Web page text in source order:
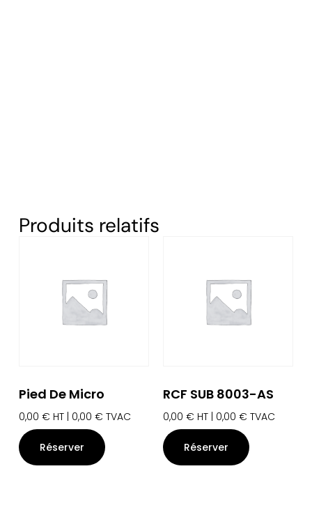
Produits relatifs
Pied De Micro
0,00 € HT | 0,00 € TVAC
Réserver
RCF SUB 8003-AS
0,00 € HT | 0,00 € TVAC
Réserver